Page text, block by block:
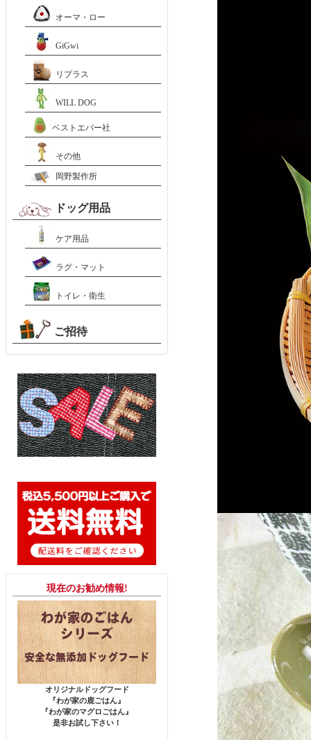
オーマ・ロー
GiGwi
リプラス
WILL DOG
ベストエバー社
その他
岡野製作所
ドッグ用品
ケア用品
ラグ・マット
トイレ・衛生
ご招待
現在のお勧め情報!
オリジナルドッグフード
『わが家の鹿ごはん』
『わが家のマグロごはん』
是非お試し下さい！